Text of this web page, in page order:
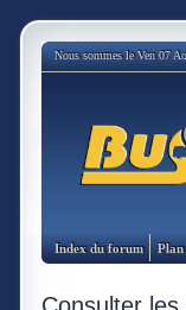
Nous sommes le Ven 07
Index du forum